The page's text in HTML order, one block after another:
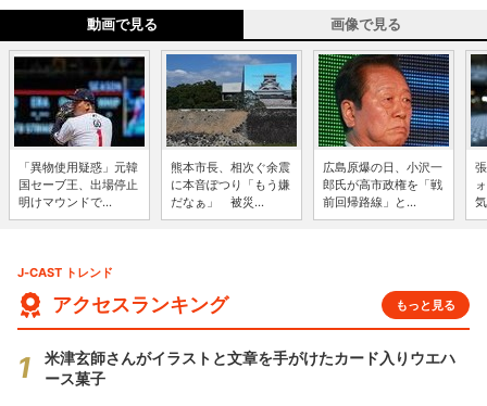
動画で見る 画像で見る
「異物使用疑惑」元韓
国セーブ王、出場停止
明けマウンドで...
熊本市長、相次ぐ余震
に本音ぽつり「もう嫌
だなぁ」 被災...
広島原爆の日、小沢一
郎氏が高市政権を「戦
前回帰路線」と...
J-CAST トレンド
アクセスランキング もっと見る
米津玄師さんがイラストと文章を手がけたカード入りウエハ
ース菓子